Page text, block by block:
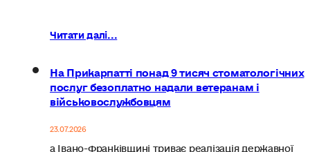
Читати далі...
На Прикарпатті понад 9 тисяч стоматологічних
послуг безоплатно надали ветеранам і
військовослужбовцям
23.07.2026
а Івано-Франківщині триває реалізація державної